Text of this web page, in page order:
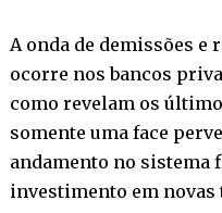
A onda de demissões e
ocorre nos bancos
como revelam os
somente uma face
andamento no sistema
investimento em novas